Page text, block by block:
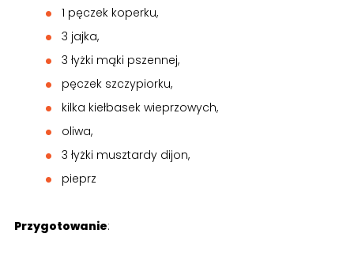
1 pęczek koperku,
3 jajka,
3 łyżki mąki pszennej,
pęczek szczypiorku,
kilka kiełbasek wieprzowych,
oliwa,
3 łyżki musztardy dijon,
pieprz
Przygotowanie: